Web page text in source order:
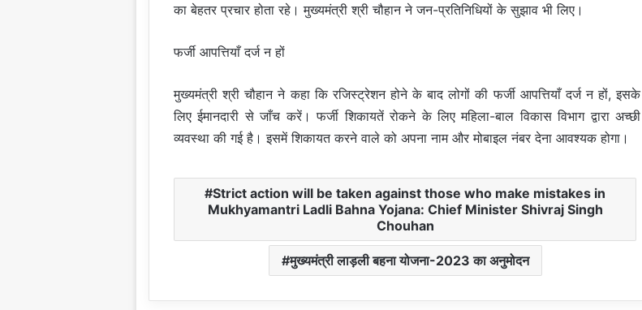
का बेहतर प्रचार होता रहे। मुख्यमंत्री श्री चौहान ने जन-प्रतिनिधियों के सुझाव भी लिए।
फर्जी आपत्तियाँ दर्ज न हों
मुख्यमंत्री श्री चौहान ने कहा कि रजिस्ट्रेशन होने के बाद लोगों की फर्जी आपत्तियाँ दर्ज न हों, इसके
लिए ईमानदारी से जाँच करें। फर्जी शिकायतें रोकने के लिए महिला-बाल विकास विभाग द्वारा अच्छी
व्यवस्था की गई है। इसमें शिकायत करने वाले को अपना नाम और मोबाइल नंबर देना आवश्यक होगा।
Strict action will be taken against those who make mistakes in
Mukhyamantri Ladli Bahna Yojana: Chief Minister Shivraj Singh
Chouhan
मुख्यमंत्री लाड़ली बहना योजना-2023 का अनुमोदन